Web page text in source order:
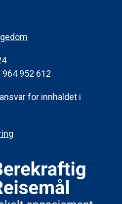
952 612
for innhaldet i